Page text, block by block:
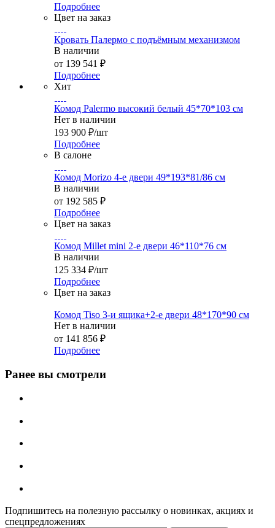
Подробнее
Цвет на заказ
Кровать Палермо с подъёмным механизмом
В наличии
от 139 541 ₽
Подробнее
Хит
Комод Palermo высокий белый 45*70*103 см
Нет в наличии
193 900 ₽/шт
Подробнее
В салоне
Комод Morizo 4-е двери 49*193*81/86 см
В наличии
от 192 585 ₽
Подробнее
Цвет на заказ
Комод Millet mini 2-е двери 46*110*76 см
В наличии
125 334 ₽/шт
Подробнее
Цвет на заказ
Комод Tiso 3-и ящика+2-е двери 48*170*90 см
Нет в наличии
от 141 856 ₽
Подробнее
Ранее вы смотрели
Подпишитесь на полезную рассылку о новинках, акциях и
спецпредложениях